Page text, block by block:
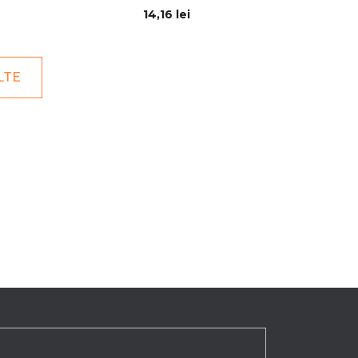
14,16 lei